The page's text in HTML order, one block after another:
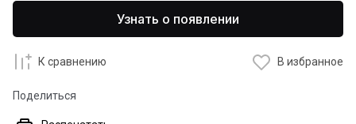
Узнать о появлении
К сравнению В избранное
Поделиться